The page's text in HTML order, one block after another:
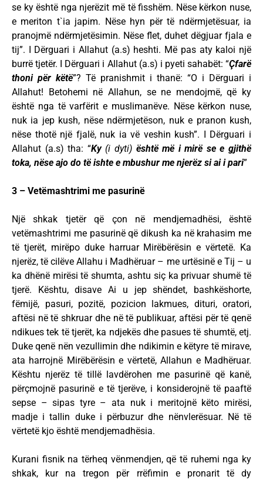
se ky është nga njerëzit më të fisshëm. Nëse kërkon nuse,
e meriton t`ia japim. Nëse hyn për të ndërmjetësuar, ia
pranojmë ndërmjetësimin. Nëse flet, duhet dëgjuar fjala e
tij”. I Dërguari i Allahut (a.s) heshti. Më pas aty kaloi një
burrë tjetër. I Dërguari i Allahut (a.s) i pyeti sahabët: “Çfarë
thoni për këtë”? Të pranishmit i thanë: “O i Dërguari i
Allahut! Betohemi në Allahun, se ne mendojmë, që ky
është nga të varfërit e muslimanëve. Nëse kërkon nuse,
nuk ia jep kush, nëse ndërmjetëson, nuk e pranon kush,
nëse thotë një fjalë, nuk ia vë veshin kush”. I Dërguari i
Allahut (a.s) tha: “Ky (i dyti) është më i mirë se e gjithë
toka, nëse ajo do të ishte e mbushur me njerëz si ai i pari”
3 – Vetëmashtrimi me pasurinë
Një shkak tjetër që çon në mendjemadhësi, është
vetëmashtrimi me pasurinë që dikush ka në krahasim me
të tjerët, mirëpo duke harruar Mirëbërësin e vërtetë. Ka
njerëz, të cilëve Allahu i Madhëruar – me urtësinë e Tij – u
ka dhënë mirësi të shumta, ashtu siç ka privuar shumë të
tjerë. Kështu, disave Ai u jep shëndet, bashkëshorte,
fëmijë, pasuri, pozitë, pozicion lakmues, dituri, oratori,
aftësi në të shkruar dhe në të publikuar, aftësi për të qenë
ndikues tek të tjerët, ka ndjekës dhe pasues të shumtë, etj.
Duke qenë nën vezullimin dhe ndikimin e këtyre të mirave,
ata harrojnë Mirëbërësin e vërtetë, Allahun e Madhëruar.
Kështu njerëz të tillë lavdërohen me pasurinë që kanë,
përçmojnë pasurinë e të tjerëve, i konsiderojnë të paaftë
sepse – sipas tyre – ata nuk i meritojnë këto mirësi,
madje i tallin duke i përbuzur dhe nënvlerësuar. Në të
vërtetë kjo është mendjemadhësia.
Kurani fisnik na tërheq vënmendjen, që të ruhemi nga ky
shkak, kur na tregon për rrëfimin e pronarit të dy